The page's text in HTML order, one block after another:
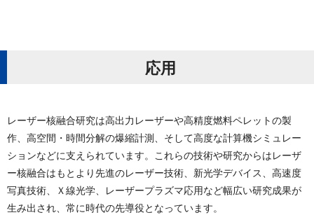
応 用
レーザー核融合研究は高出力レーザーや高精度燃料ペレットの製
作、高空間・時間分解の爆縮計測、そして高度な計算機シミュレー
ションなどに支えられています。これらの技術や研究からはレーザ
ー核融合はもとより先進のレーザー技術、新光学デバイス、高速度
写真技術、Ｘ線光学、レーザープラズマ応用など幅広い研究成果が
生み出され、常に時代の先導役となって い ま す 。